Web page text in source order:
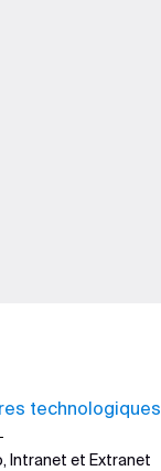
technologiques
Intranet et Extranet